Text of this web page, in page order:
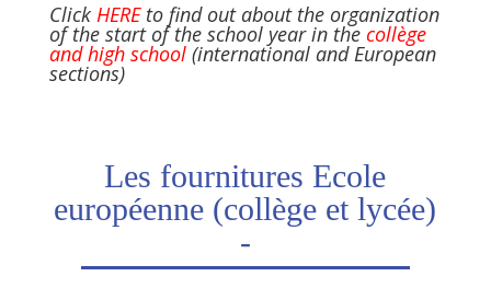
Click HEREto find out about the organization
of the start of the school year in the collège
and high school(international and European
sections)
Les fournitures Ecole
européenne (collège et lycée)
-